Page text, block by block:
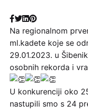
Na regionalnom
ml.kadete koje se
29.01.2023. u
osobnih rekorda i
U konkurenciji oko
nastupili smo s 24